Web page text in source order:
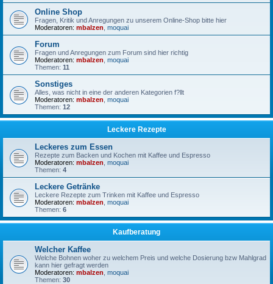
Online Shop
Fragen, Kritik und Anregungen zu unserem Online-Shop bitte hier
Moderatoren: mbalzen moquai
Forum
Fragen und Anregungen zum Forum sind hier richtig
Moderatoren: mbalzen moquai
Themen: 11
Sonstiges
Alles, was nicht in eine der anderen Kategorien f?llt
Moderatoren: mbalzen moquai
Themen: 12
Leckere Rezepte
Leckeres zum Essen
Rezepte zum Backen und Kochen mit Kaffee und Espresso
Moderatoren: mbalzen moquai
Themen: 4
Leckere Getränke
Leckere Rezepte zum Trinken mit Kaffee und Espresso
Moderatoren: mbalzen moquai
Themen: 6
Kaufberatung
Welcher Kaffee
Welche Bohnen woher zu welchem Preis und welche Dosierung bzw Mahlgrad
kann hier gefragt werden
Moderatoren: mbalzen moquai
Themen: 30